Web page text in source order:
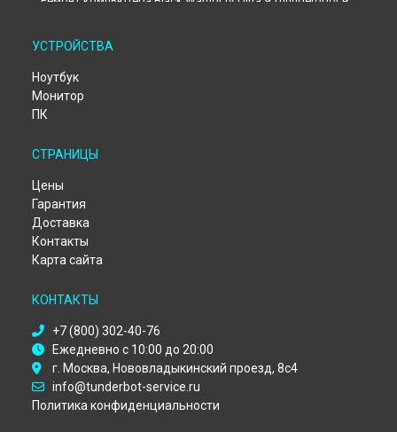
Ремонт компьютера Black Warrior IV Ultra 9 Thunderobot в
Казани
Ремонт компьютера Black Warrior IV Ultra 9 Thunderobot в
Москве
Ремонт компьютера Black Warrior IV Ultra 9 Thunderobot в
Санкт-Петербурге
УСТРОЙСТВА
Ноутбук
Монитор
ПК
СТРАНИЦЫ
Цены
Гарантия
Доставка
Контакты
Карта сайта
КОНТАКТЫ
+7 (800) 302-40-76
Ежедневно с 10:00 до 20:00
г. Москва, Нововладыкинский проезд, 8с4
info@tunderbot-service.ru
Политика конфиденциальности